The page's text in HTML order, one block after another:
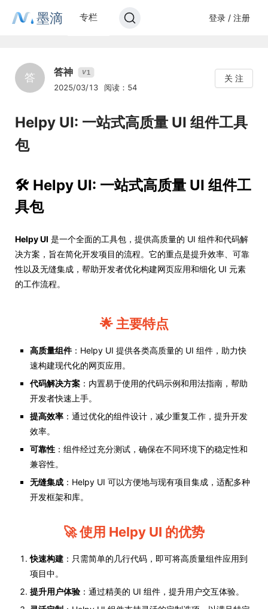
墨滴 专栏 登录 / 注册
答 答神 V1
2025/03/13 阅读：54
关 注
Helpy UI: 一站式高质量 UI 组件工具
包
🛠️ Helpy UI: 一站式高质量 UI 组件工
具包
Helpy UI 是一个全面的工具包，提供高质量的 UI 组件和代码解
决方案，旨在简化开发项目的流程。它的重点是提升效率、可靠
性以及无缝集成，帮助开发者优化构建网页应用和细化 UI 元素
的工作流程。
🌟 主要特点
高质量组件：Helpy UI 提供各类高质量的 UI 组件，助力快
速构建现代化的网页应用。
代码解决方案 ：内置易于使用的代码示例和用法指南，帮助
开发者快速上手。
提高效率 ：通过优化的组件设计，减少重复工作，提升开发
效率。
可靠性 ：组件经过充分测试，确保在不同环境下的稳定性和
兼容性。
无缝集成 ：Helpy UI 可以方便地与现有项目集成，适配多种
开发框架和库。
🚀 使用 Helpy UI 的优势
快速构建 ：只需简单的几行代码，即可将高质量组件应用到
项目中。
提升用户体验 ：通过精美的 UI 组件，提升用户交互体验。